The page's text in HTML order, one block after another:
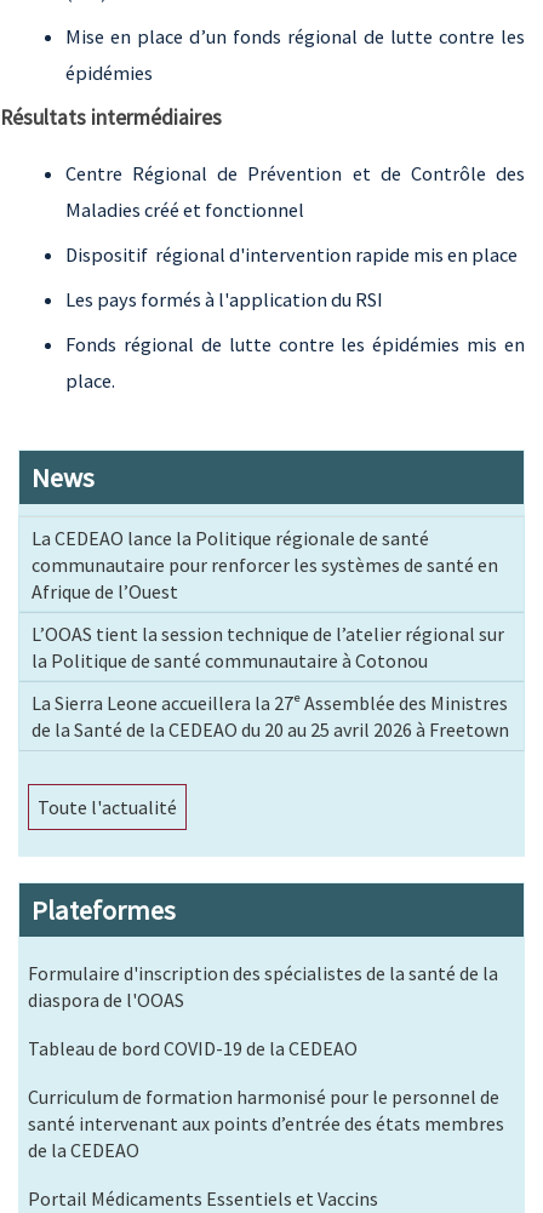
Mise en place d’un fonds régional de lutte contre les
épidémies
Résultats intermédiaires
Centre Régional de Prévention et de Contrôle des
Maladies créé et fonctionnel
Dispositif régional d'intervention rapide mis en place
Les pays formés à l'application du RSI
Fonds régional de lutte contre les épidémies mis en
place.
News
La CEDEAO lance la Politique régionale de santé
communautaire pour renforcer les systèmes de santé en
Afrique de l’Ouest
L’OOAS tient la session technique de l’atelier régional sur
la Politique de santé communautaire à Cotonou
La Sierra Leone accueillera la 27ᵉ Assemblée des Ministres
de la Santé de la CEDEAO du 20 au 25 avril 2026 à Freetown
Toute l'actualité
Plateformes
Formulaire d'inscription des spécialistes de la santé de la
diaspora de l'OOAS
Tableau de bord COVID-19 de la CEDEAO
Curriculum de formation harmonisé pour le personnel de
santé intervenant aux points d’entrée des états membres
de la CEDEAO
Portail Médicaments Essentiels et Vaccins